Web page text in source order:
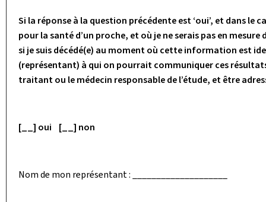
Si la réponse à la question précédente est ‘oui’, et dans
pour la santé d’un proche, et où je ne serais pas en
si je suis décédé(e) au moment où cette information est
(représentant) à qui on pourrait communiquer ces
traitant ou le médecin responsable de l’étude, et être
[__] oui [__] non
Nom de mon représentant : ____________________